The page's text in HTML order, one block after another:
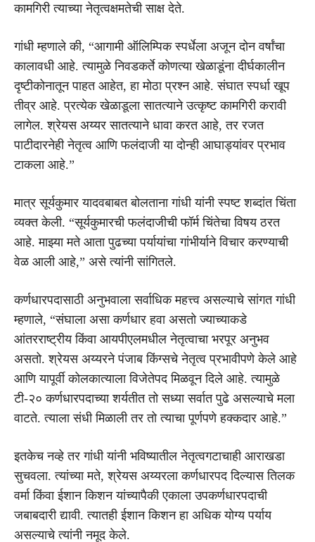
कामगिरी त्याच्या नेतृत्वक्षमतेची साक्ष देते.
गांधी म्हणाले की, “आगामी ऑलिम्पिक स्पर्धेला अजून दोन वर्षांचा
कालावधी आहे. त्यामुळे निवडकर्ते कोणत्या खेळाडूंना दीर्घकालीन
दृष्टीकोनातून पाहत आहेत, हा मोठा प्रश्न आहे. संघात स्पर्धा खूप
तीव्र आहे. प्रत्येक खेळाडूला सातत्याने उत्कृष्ट कामगिरी करावी
लागेल. श्रेयस अय्यर सातत्याने धावा करत आहे, तर रजत
पाटीदारनेही नेतृत्व आणि फलंदाजी या दोन्ही आघाड्यांवर प्रभाव
टाकला आहे.”
मात्र सूर्यकुमार यादवबाबत बोलताना गांधी यांनी स्पष्ट शब्दांत चिंता
व्यक्त केली. “सूर्यकुमारची फलंदाजीची फॉर्म चिंतेचा विषय ठरत
आहे. माझ्या मते आता पुढच्या पर्यायांचा गांभीर्याने विचार करण्याची
वेळ आली आहे,” असे त्यांनी सांगितले.
कर्णधारपदासाठी अनुभवाला सर्वाधिक महत्त्व असल्याचे सांगत गांधी
म्हणाले, “संघाला असा कर्णधार हवा असतो ज्याच्याकडे
आंतरराष्ट्रीय किंवा आयपीएलमधील नेतृत्वाचा भरपूर अनुभव
असतो. श्रेयस अय्यरने पंजाब किंग्सचे नेतृत्व प्रभावीपणे केले आहे
आणि यापूर्वी कोलकात्याला विजेतेपद मिळवून दिले आहे. त्यामुळे
टी-२० कर्णधारपदाच्या शर्यतीत तो सध्या सर्वात पुढे असल्याचे मला
वाटते. त्याला संधी मिळाली तर तो त्याचा पूर्णपणे हक्कदार आहे.”
इतकेच नव्हे तर गांधी यांनी भविष्यातील नेतृत्वगटाचाही आराखडा
सुचवला. त्यांच्या मते, श्रेयस अय्यरला कर्णधारपद दिल्यास तिलक
वर्मा किंवा ईशान किशन यांच्यापैकी एकाला उपकर्णधारपदाची
जबाबदारी द्यावी. त्यातही ईशान किशन हा अधिक योग्य पर्याय
असल्याचे त्यांनी नमूद केले.